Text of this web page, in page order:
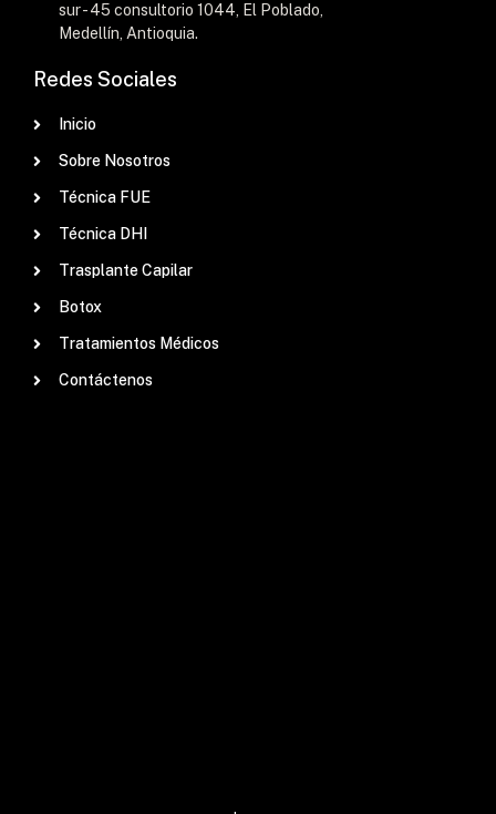
sur - 45 consultorio 1044, El Poblado,
Medellín, Antioquia.
Redes Sociales
Inicio
Sobre Nosotros
Técnica FUE
Técnica DHI
Trasplante Capilar
Botox
Tratamientos Médicos
Contáctenos